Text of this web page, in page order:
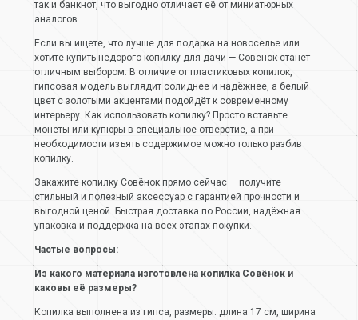
так и банкнот, что выгодно отличает её от миниатюрных
аналогов.
Если вы ищете, что лучше для подарка на новоселье или
хотите купить недорого копилку для дачи — Совёнок станет
отличным выбором. В отличие от пластиковых копилок,
гипсовая модель выглядит солиднее и надёжнее, а белый
цвет с золотыми акцентами подойдёт к современному
интерьеру. Как использовать копилку? Просто вставьте
монеты или купюры в специальное отверстие, а при
необходимости изъять содержимое можно только разбив
копилку.
Закажите копилку Совёнок прямо сейчас — получите
стильный и полезный аксессуар с гарантией прочности и
выгодной ценой. Быстрая доставка по России, надёжная
упаковка и поддержка на всех этапах покупки.
Частые вопросы:
Из какого материала изготовлена копилка Совёнок и
каковы её размеры?
Копилка выполнена из гипса, размеры: длина 17 см, ширина